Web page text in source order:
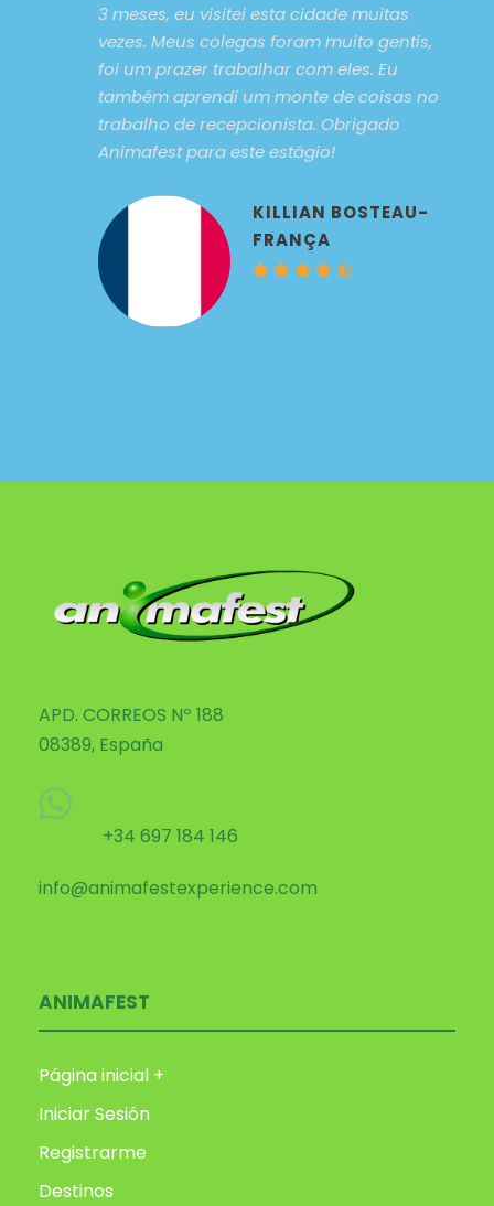
3 meses, eu visitei esta cidade muitas
vezes. Meus colegas foram muito gentis,
foi um prazer trabalhar com eles. Eu
também aprendi um monte de coisas no
trabalho de recepcionista. Obrigado
Animafest para este estágio!
KILLIAN BOSTEAU-
FRANÇA
APD. CORREOS Nº 188
08389, España
+34 697 184 146
info@animafestexperience.com
ANIMAFEST
Página inicial +
Iniciar Sesión
Registrarme
Destinos